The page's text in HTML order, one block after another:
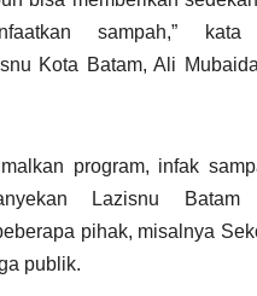
sampah,” kata
Kota Batam, Ali
program, infak
Lazisnu Batam
pihak, misalnya
publik.